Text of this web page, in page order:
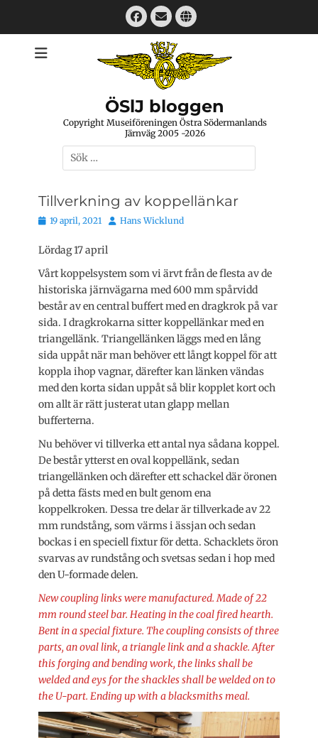
Facebook
E-
mail
Webbplats
ÖSlJ bloggen
Copyright Museiföreningen Östra Södermanlands
Järnväg 2005 -2026
Sök
efter:
Tillverkning av koppellänkar
Publicerat
19 april, 2021 Författare
Hans Wicklund
Lördag 17 april
Vårt koppelsystem som vi ärvt från de flesta av de
historiska järnvägarna med 600 mm spårvidd
består av en central buffert med en dragkrok på var
sida. I dragkrokarna sitter koppellänkar med en
triangellänk. Triangellänken läggs med en lång
sida uppåt när man behöver ett långt koppel för att
koppla ihop vagnar, därefter kan länken vändas
med den korta sidan uppåt så blir kopplet kort och
om allt är rätt justerat utan glapp mellan
bufferterna.
Nu behöver vi tillverka ett antal nya sådana koppel.
De består ytterst en oval koppellänk, sedan
triangellänken och därefter ett schackel där öronen
på detta fästs med en bult genom ena
koppelkroken. Dessa tre delar är tillverkade av 22
mm rundstång, som värms i ässjan och sedan
bockas i en speciell fixtur för detta. Schacklets öron
svarvas av rundstång och svetsas sedan i hop med
den U-formade delen.
New coupling links were manufactured. Made of 22
mm round steel bar. Heating in the coal fired hearth.
Bent in a special fixture. The coupling consists of three
parts, an oval link, a triangle link and a shackle. After
this forging and bending work, the links shall be
welded and eys for the shackles shall be welded on to
the U-part. Ending up with a blacksmiths meal.